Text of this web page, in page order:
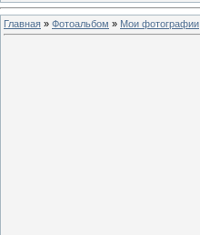
Главная » Фотоальбом » Мои фотографии